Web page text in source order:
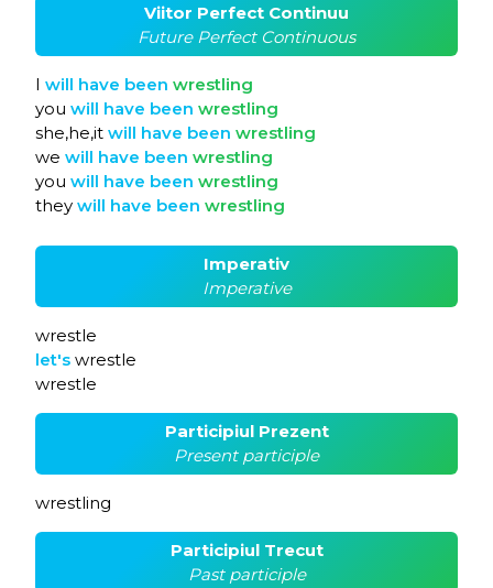
Viitor Perfect Continuu
Future Perfect Continuous
I will have been wrestling
you will have been wrestling
she,he,it will have been wrestling
we will have been wrestling
you will have been wrestling
they will have been wrestling
Imperativ
Imperative
wrestle
let's wrestle
wrestle
Participiul Prezent
Present participle
wrestling
Participiul Trecut
Past participle